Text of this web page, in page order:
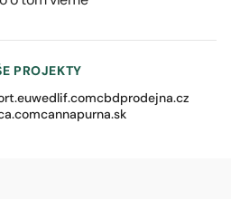
PROJEKTY
wedlif.comcbdprodejna.cz
cannapurna.sk